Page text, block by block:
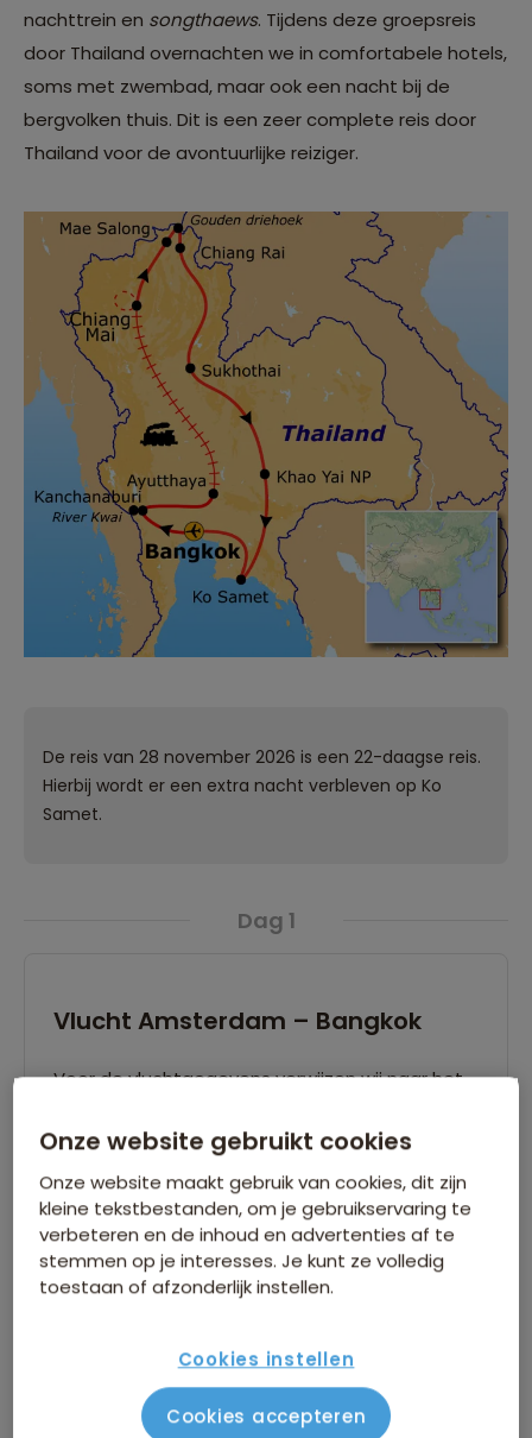
nachttrein en songthaews. Tijdens deze groepsreis
door Thailand overnachten we in comfortabele hotels,
soms met zwembad, maar ook een nacht bij de
bergvolken thuis. Dit is een zeer complete reis door
Thailand voor de avontuurlijke reiziger.
De reis van 28 november 2026 is een 22-daagse reis.
Hierbij wordt er een extra nacht verbleven op Ko
Samet.
Dag 1
Vlucht Amsterdam – Bangkok
Voor de vluchtgegevens verwijzen wij naar het
Dag 2
Onze website gebruikt cookies
Onze website maakt gebruik van cookies, dit zijn
kleine tekstbestanden, om je gebruikservaring te
verbeteren en de inhoud en advertenties af te
stemmen op je interesses. Je kunt ze volledig
toestaan of afzonderlijk instellen.
Cookies instellen
Cookies accepteren